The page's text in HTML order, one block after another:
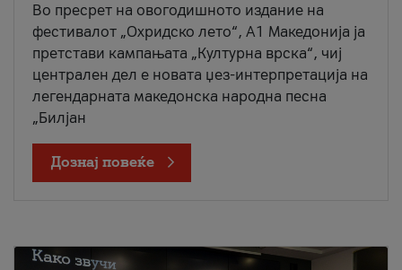
Во пресрет на овогодишното издание на
фестивалот „Охридско лето“, А1 Македонија ја
претстави кампањата „Културна врска“, чиј
централен дел е новата џез-интерпретација на
легендарната македонска народна песна
„Билјан
Дознај повеќе